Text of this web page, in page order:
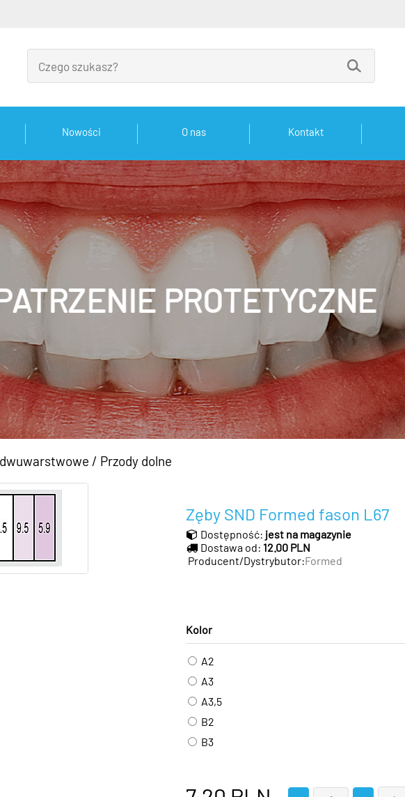
Nowości O nas Kontakt
PROTETYCZNE
/ Przody dolne
Zęby SND Formed fason L67
Dostępność: jest na magazynie
Dostawa od: 12.00 PLN
Producent/Dystrybutor:Formed
Kolor
A2
A3
A3,5
B2
B3